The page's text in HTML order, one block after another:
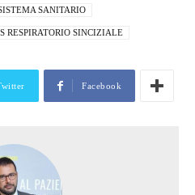
SANITARIO
RESPIRATORIO SINCIZIALE
Facebook